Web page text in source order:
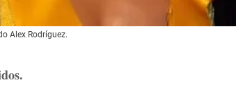
Alex Rodríguez.